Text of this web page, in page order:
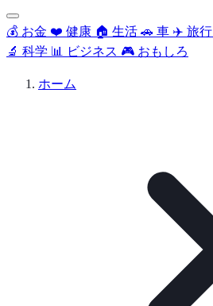
💰 お金 ❤️ 健康 🏠 生活 🚗 車 ✈️ 旅行
🔬 科学 📊 ビジネス 🎮 おもしろ
ホーム